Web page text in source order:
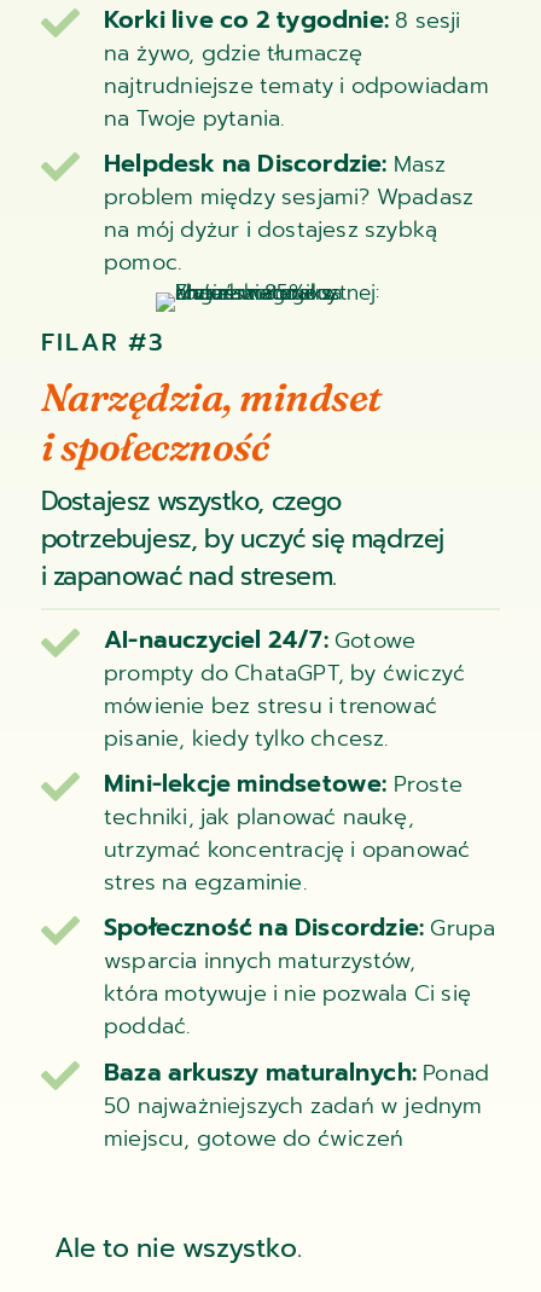
 Korki live co 2 tygodnie: 8 sesji
na żywo, gdzie tłumaczę
najtrudniejsze tematy i odpowiadam
na Twoje pytania.
 Helpdesk na Discordzie: Masz
problem między sesjami? Wpadasz
na mój dyżur i dostajesz szybką
pomoc.
FILAR #3
Narzędzia, mindset
i społeczność
Dostajesz wszystko, czego
potrzebujesz, by uczyć się mądrzej
i zapanować nad stresem.

AI-nauczyciel 24/7:Gotowe
prompty do ChataGPT, by ćwiczyć
mówienie bez stresu i trenować
pisanie, kiedy tylko chcesz.
 Mini-lekcje mindsetowe: Proste
techniki, jak planować naukę,
utrzymać koncentrację i opanować
stres na egzaminie.
 Społeczność na Discordzie: Grupa
wsparcia innych maturzystów,
która motywuje i nie pozwala Ci się
poddać.
 Baza arkuszy maturalnych: Ponad
50 najważniejszych zadań w jednym
miejscu, gotowe do ćwiczeń
Ale to nie wszystko.